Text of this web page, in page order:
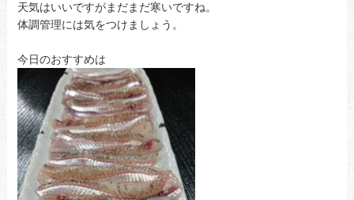
天気はいいですがまだまだ寒いですね。
体調管理には気をつけましょう。
今日のおすすめは